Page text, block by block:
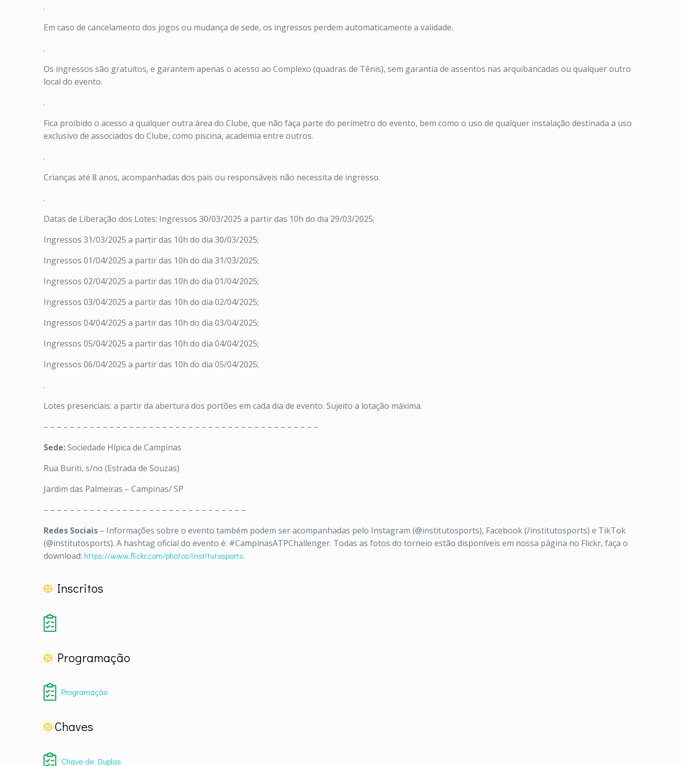
.
Em caso de cancelamento dos jogos ou mudança de sede, os ingressos perdem automaticamente a validade.
.
Os ingressos são gratuitos, e garantem apenas o acesso ao Complexo (quadras de Tênis), sem garantia de assentos nas arquibancadas ou qualquer outro
local do evento.
.
Fica proibido o acesso a qualquer outra área do Clube, que não faça parte do perímetro do evento, bem como o uso de qualquer instalação destinada a uso
exclusivo de associados do Clube, como piscina, academia entre outros.
.
Crianças até 8 anos, acompanhadas dos pais ou responsáveis não necessita de ingresso.
.
Datas de Liberação dos Lotes: Ingressos 30/03/2025 a partir das 10h do dia 29/03/2025;
Ingressos 31/03/2025 a partir das 10h do dia 30/03/2025;
Ingressos 01/04/2025 a partir das 10h do dia 31/03/2025;
Ingressos 02/04/2025 a partir das 10h do dia 01/04/2025;
Ingressos 03/04/2025 a partir das 10h do dia 02/04/2025;
Ingressos 04/04/2025 a partir das 10h do dia 03/04/2025;
Ingressos 05/04/2025 a partir das 10h do dia 04/04/2025;
Ingressos 06/04/2025 a partir das 10h do dia 05/04/2025;
.
Lotes presenciais: a partir da abertura dos portões em cada dia de evento. Sujeito a lotação máxima.
– – – – – – – – – – – – – – – – – – – – – – – – – – – – – – – – – – – – – – – – – –
Sede:Sociedade Hípica de Campinas
Rua Buriti, s/no (Estrada de Souzas)
Jardim das Palmeiras – Campinas/ SP
– – – – – – – – – – – – – – – – – – – – – – – – – – – – – – –
Redes Sociais – Informações sobre o evento também podem ser acompanhadas pelo Instagram (@institutosports), Facebook (/institutosports) e TikTok
(@institutosports). A hashtag oficial do evento é: #CampinasATPChallenger. Todas as fotos do torneio estão disponíveis em nossa página no Flickr, faça o
download: https://www.flickr.com/photos/institutosports.
Inscritos
Programação
Programação
Chaves
Chave de Duplas